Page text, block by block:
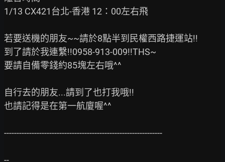
1/13 CX421台北-香港 12：00左右飛
若要送機的朋友~~請於8點半到民權西路捷運站!!
到了請於我連繫!!0958-913-009!!THS~
要請自備零錢約85塊左右哦^^
自行去的朋友...請到了也打我哦!!
也請記得是在第一航廈喔^^
---------------------------------------------------------------